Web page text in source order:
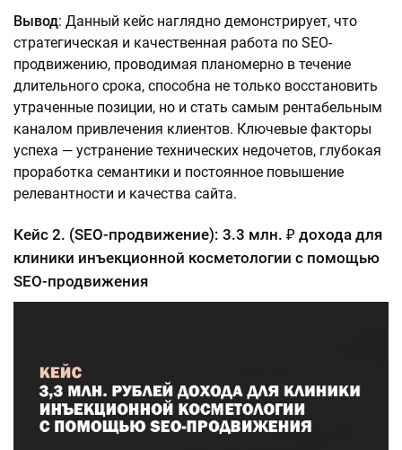
Вывод: Данный кейс наглядно демонстрирует, что
стратегическая и качественная работа по SEO-
продвижению, проводимая планомерно в течение
длительного срока, способна не только восстановить
утраченные позиции, но и стать самым рентабельным
каналом привлечения клиентов. Ключевые факторы
успеха — устранение технических недочетов, глубокая
проработка семантики и постоянное повышение
релевантности и качества сайта.
Кейс 2. (SEO-продвижение): 3.3 млн. ₽ дохода для
клиники инъекционной косметологии с помощью
SEO-продвижения